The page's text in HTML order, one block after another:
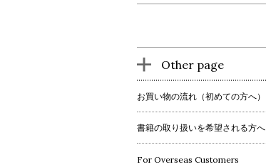
Other page
お買い物の流れ（初めての方へ）
書籍の取り扱いを希望される方へ
For Overseas Customers